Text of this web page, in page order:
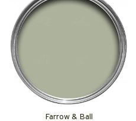
Farrow & Ball